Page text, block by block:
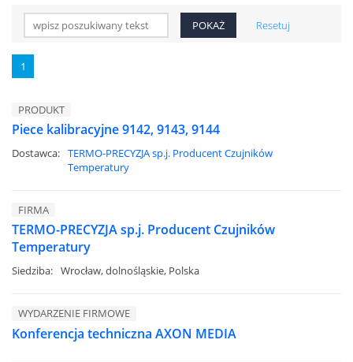
Resetuj
1
PRODUKT
Piece kalibracyjne 9142, 9143, 9144
Dostawca: TERMO-PRECYZJA sp.j. Producent Czujników
Temperatury
FIRMA
TERMO-PRECYZJA sp.j. Producent Czujników
Temperatury
Siedziba: Wrocław, dolnośląskie, Polska
WYDARZENIE FIRMOWE
Konferencja techniczna AXON MEDIA